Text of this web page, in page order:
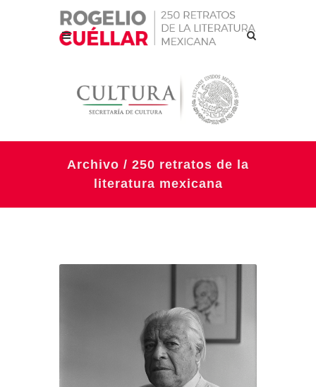
Archivo / 250 retratos de la
literatura mexicana